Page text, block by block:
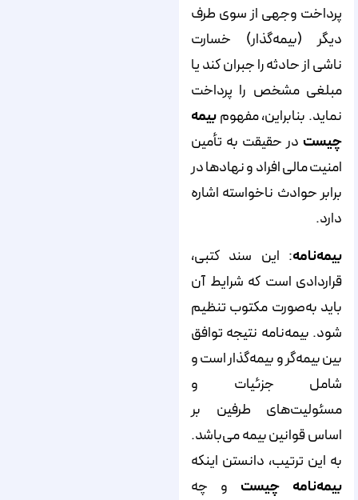
پرداخت وجهی از سوی طرف
دیگر (بیمه‌گذار) خسارت
ناشی از حادثه را جبران کند یا
مبلغی مشخص را پرداخت
نماید. بنابراین، مفهومبیمه
چیست در حقیقت به تأمین
امنیت مالی افراد و نهادها در
برابر حوادث ناخواسته اشاره
دارد.
بیمه‌نامه: این سند کتبی،
قراردادی است که شرایط آن
باید به‌صورت مکتوب تنظیم
شود. بیمه‌نامه نتیجه توافق
بین بیمه‌گر و بیمه‌گذار است و
شامل جزئیات و
مسئولیت‌های طرفین بر
اساس قوانین بیمه می‌باشد.
به این ترتیب، دانستن اینکه
بیمه‌نامه چیست و چه